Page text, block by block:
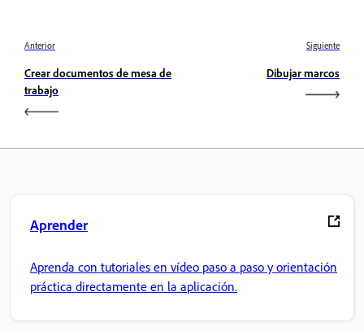
Anterior
Crear documentos de mesa de
trabajo
Siguiente
Dibujar marcos
Aprender
Aprenda con tutoriales en vídeo paso a paso y orientación
práctica directamente en la aplicación.